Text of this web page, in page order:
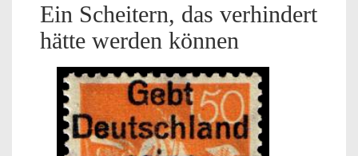
Ein Scheitern, das verhindert
hätte werden können